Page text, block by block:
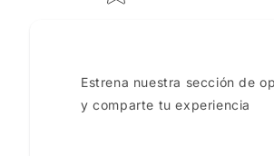
Estrena nuestra sección de
y comparte tu experiencia